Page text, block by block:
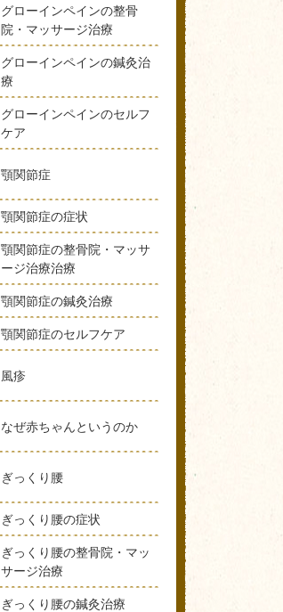
グローインペインの整骨
院・マッサージ治療
グローインペインの鍼灸治
療
グローインペインのセルフ
ケア
顎関節症
顎関節症の症状
顎関節症の整骨院・マッサ
ージ治療治療
顎関節症の鍼灸治療
顎関節症のセルフケア
風疹
なぜ赤ちゃんというのか
ぎっくり腰
ぎっくり腰の症状
ぎっくり腰の整骨院・マッ
サージ治療
ぎっくり腰の鍼灸治療